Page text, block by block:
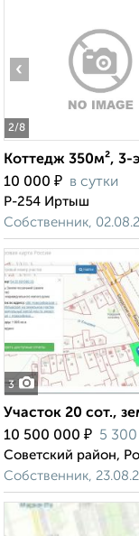
2/8
‹
Коттедж 350м², 3-
10 000 ₽ в сутки
Р-254 Иртыш
Собственник,
3
Участок 20 сот.,
10 500 000 ₽ 5 300
Советский район,
Собственник,